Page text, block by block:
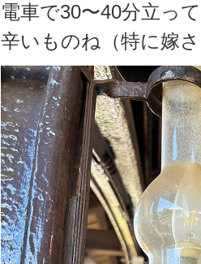
電車で30〜40分立っ
辛いものね（特に嫁